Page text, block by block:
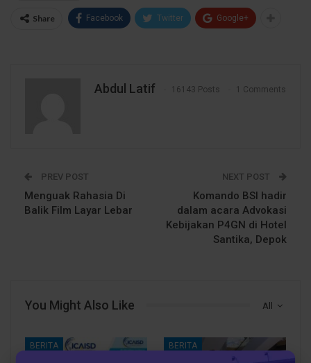
Share Facebook Twitter Google+
Abdul Latif 16143 Posts 1 Comments
PREV POST
Menguak Rahasia Di
Balik Film Layar Lebar
NEXT POST
Komando BSI hadir
dalam acara Advokasi
Kebijakan P4GN di Hotel
Santika, Depok
All
You Might Also Like
BERITA BERITA